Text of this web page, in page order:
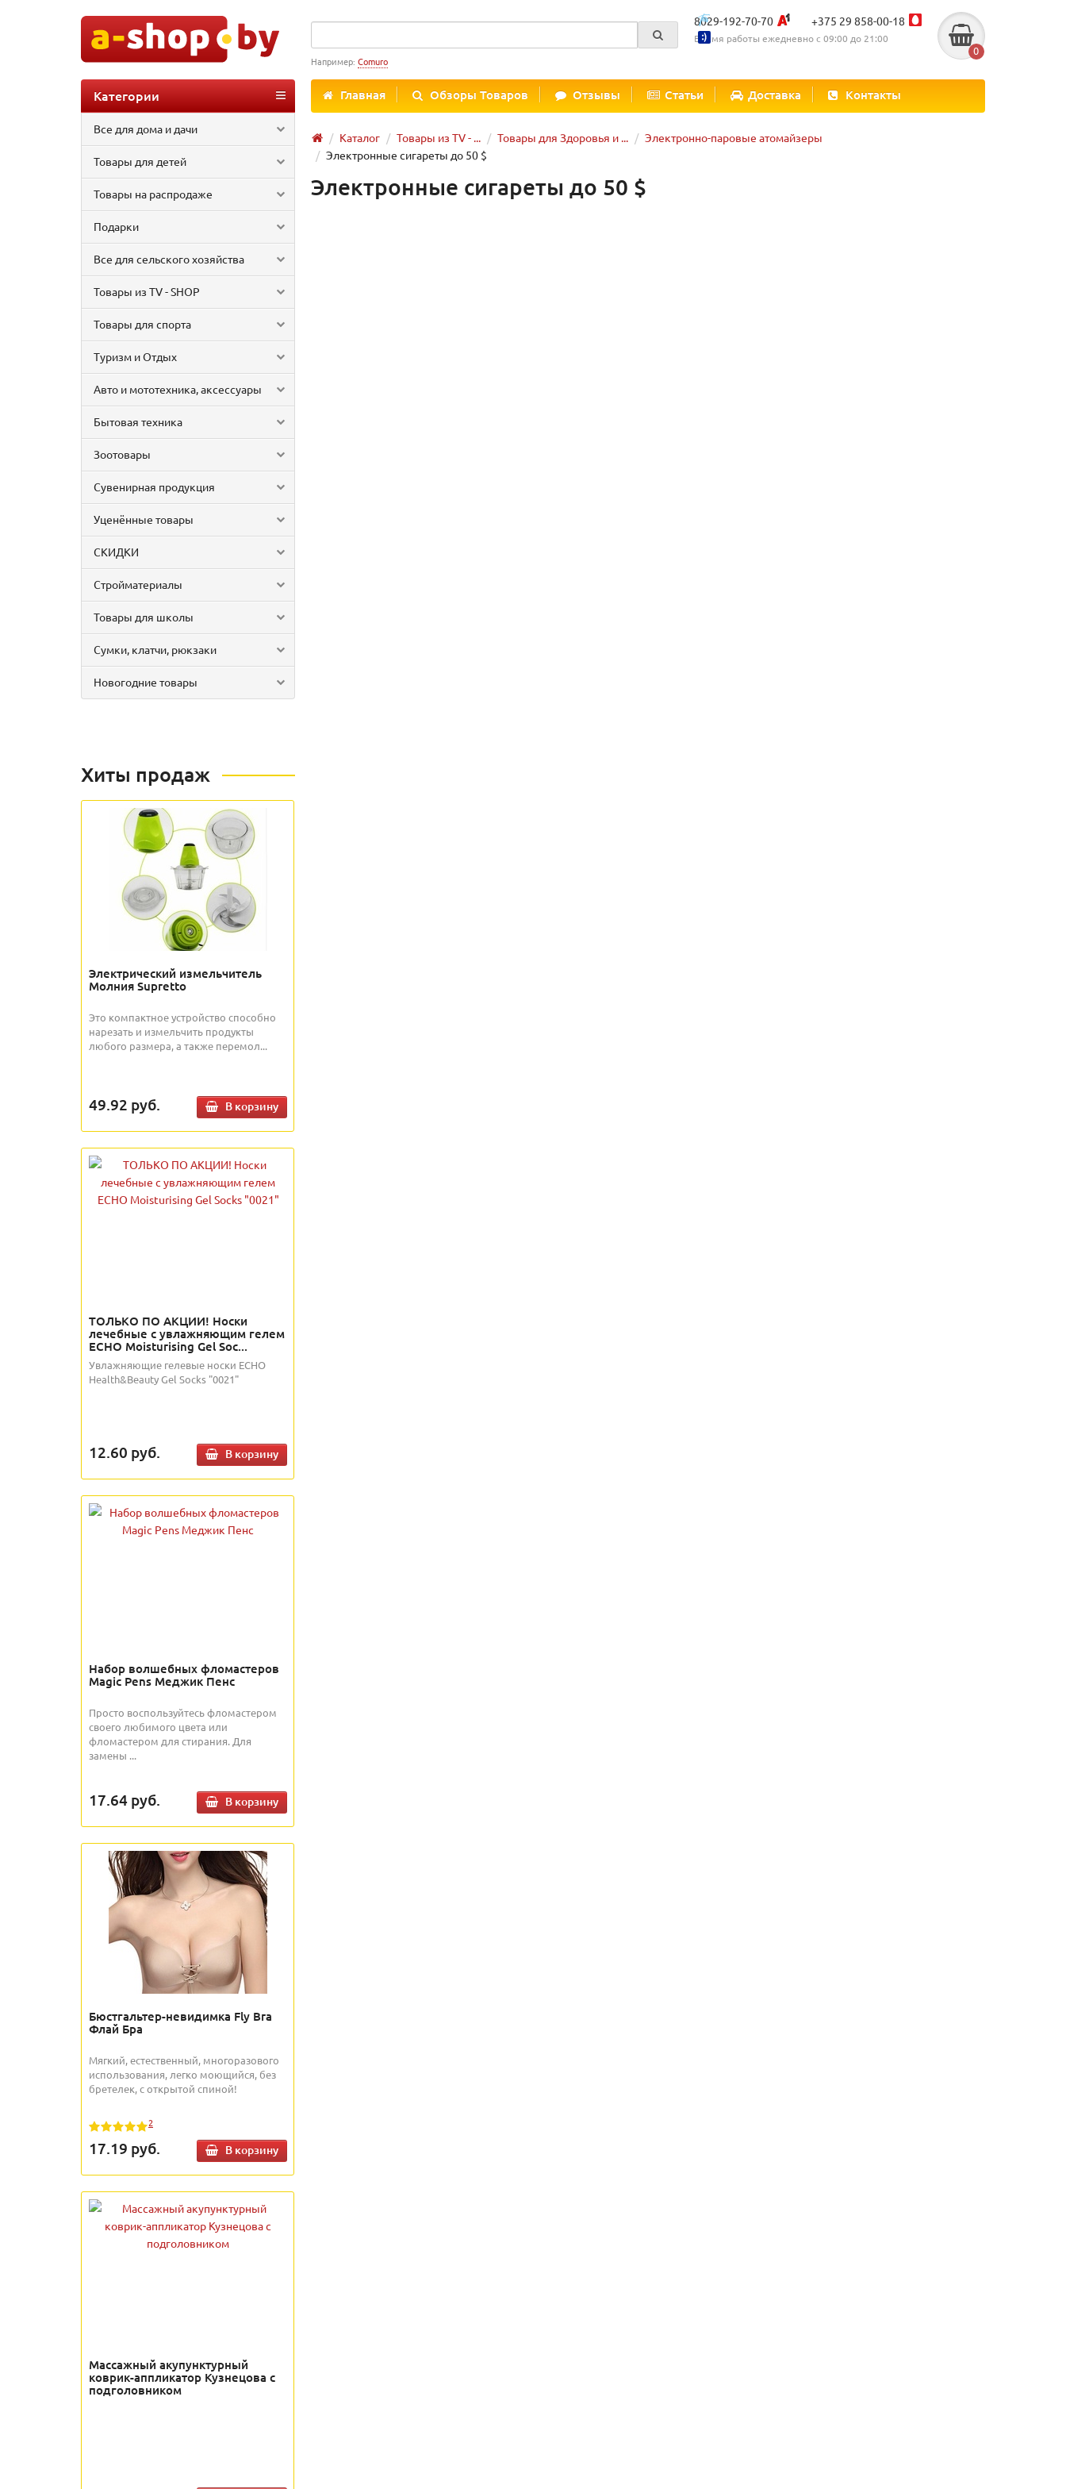
8029-192-70-70 +375 29 858-00-18
Время работы ежедневно с 09:00 до 21:00
0
Например: Comuro
Главная Обзоры Товаров Отзывы Статьи Доставка Контакты
Категории
Все для дома и дачи
Товары для детей
Товары на распродаже
Подарки
Все для сельского хозяйства
Товары из TV - SHOP
Товары для спорта
Туризм и Отдых
Авто и мототехника, аксессуары
Бытовая техника
Зоотовары
Сувенирная продукция
Уценённые товары
СКИДКИ
Стройматериалы
Товары для школы
Сумки, клатчи, рюкзаки
Новогодние товары
Каталог Товары из TV - ... Товары для Здоровья и ...
Электронно-паровые атомайзеры
Электронные сигареты до 50 $
Хиты продаж
Электрический измельчитель
Молния Supretto
Это компактное устройство способно
нарезать и измельчить продукты
любого размера, а также перемол...
49.92 руб. В корзину
ТОЛЬКО ПО АКЦИИ! Носки
лечебные с увлажняющим гелем
ECHO Moisturising Gel Soc...
Увлажняющие гелевые носки ECHO
Health&Beauty Gel Socks "0021"
12.60 руб. В корзину
Набор волшебных фломастеров
Magic Pens Меджик Пенс
Просто воспользуйтесь фломастером
своего любимого цвета или
фломастером для стирания. Для
замены ...
17.64 руб. В корзину
Бюстгальтер-невидимка Fly Bra
Флай Бра
Мягкий, естественный, многоразового
использования, легко моющийся, без
бретелек, с открытой спиной!
2
17.19 руб. В корзину
Массажный акупунктурный
коврик-аппликатор Кузнецова с
подголовником
Электронные сигареты до 50 $